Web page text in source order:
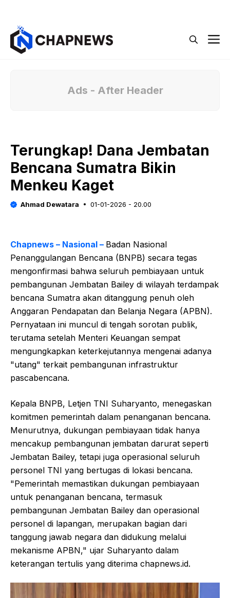
Ads - After Header
Terungkap! Dana Jembatan
Bencana Sumatra Bikin
Menkeu Kaget
Ahmad Dewatara 01-01-2026 - 20.00
Chapnews – Nasional – Badan Nasional
Penanggulangan Bencana (BNPB) secara tegas
mengonfirmasi bahwa seluruh pembiayaan untuk
pembangunan Jembatan Bailey di wilayah terdampak
bencana Sumatra akan ditanggung penuh oleh
Anggaran Pendapatan dan Belanja Negara (APBN).
Pernyataan ini muncul di tengah sorotan publik,
terutama setelah Menteri Keuangan sempat
mengungkapkan keterkejutannya mengenai adanya
"utang" terkait pembangunan infrastruktur
pascabencana.
Kepala BNPB, Letjen TNI Suharyanto, menegaskan
komitmen pemerintah dalam penanganan bencana.
Menurutnya, dukungan pembiayaan tidak hanya
mencakup pembangunan jembatan darurat seperti
Jembatan Bailey, tetapi juga operasional seluruh
personel TNI yang bertugas di lokasi bencana.
"Pemerintah memastikan dukungan pembiayaan
untuk penanganan bencana, termasuk
pembangunan Jembatan Bailey dan operasional
personel di lapangan, merupakan bagian dari
tanggung jawab negara dan didukung melalui
mekanisme APBN," ujar Suharyanto dalam
keterangan tertulis yang diterima chapnews.id.